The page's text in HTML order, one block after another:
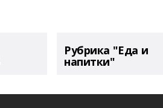
Рубрика "Еда и
напитки"